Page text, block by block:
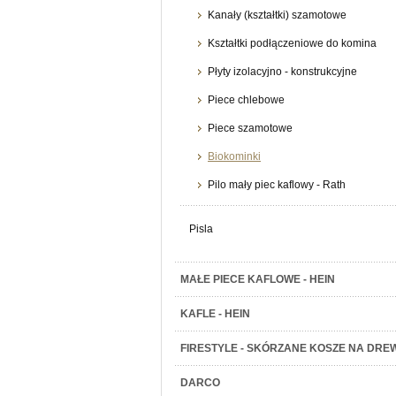
Kanały (kształtki) szamotowe
Kształtki podłączeniowe do komina
Płyty izolacyjno - konstrukcyjne
Piece chlebowe
Piece szamotowe
Biokominki
Pilo mały piec kaflowy - Rath
Pisla
MAŁE PIECE KAFLOWE - HEIN
KAFLE - HEIN
FIRESTYLE - SKÓRZANE KOSZE NA
DARCO